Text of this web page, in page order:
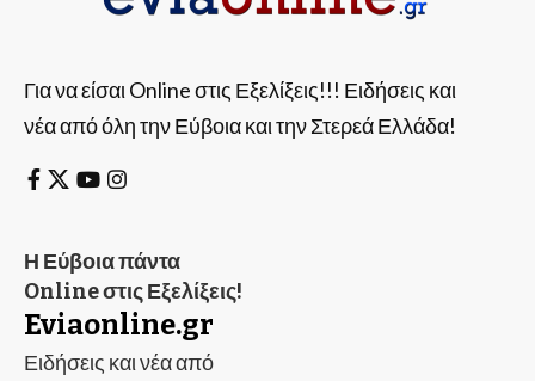
Για να είσαι Online στις Εξελίξεις!!! Ειδήσεις και
νέα από όλη την Εύβοια και την Στερεά Ελλάδα!
Η Εύβοια πάντα
Online στις Εξελίξεις!
Eviaonline.gr
Ειδήσεις και νέα από